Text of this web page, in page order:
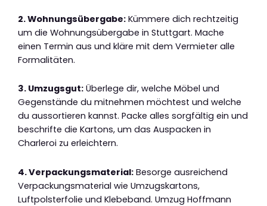
2. Wohnungsübergabe: Kümmere dich rechtzeitig
um die Wohnungsübergabe in Stuttgart. Mache
einen Termin aus und kläre mit dem Vermieter alle
Formalitäten.
3. Umzugsgut: Überlege dir, welche Möbel und
Gegenstände du mitnehmen möchtest und welche
du aussortieren kannst. Packe alles sorgfältig ein und
beschrifte die Kartons, um das Auspacken in
Charleroi zu erleichtern.
4. Verpackungsmaterial: Besorge ausreichend
Verpackungsmaterial wie Umzugskartons,
Luftpolsterfolie und Klebeband. Umzug Hoffmann